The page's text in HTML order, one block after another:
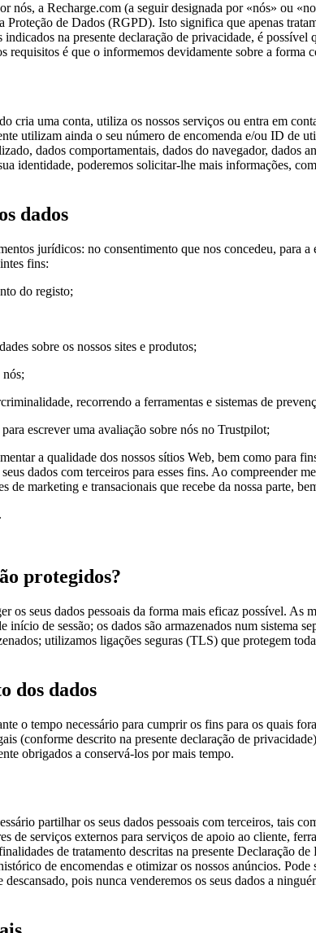
nós, a Recharge.com (a seguir designada por «nós» ou
Proteção de Dados (RGPD). Isto significa que apenas
indicados na presente declaração de privacidade, é
é que o informemos devidamente sobre a forma
cria uma conta, utiliza os nossos serviços ou entra em
utilizam ainda o seu número de encomenda e/ou ID de
dados comportamentais, dados do navegador,
identidade, poderemos solicitar-lhe mais informações,
dados
jurídicos: no consentimento que nos concedeu, para
fins:
do registo;
sobre os nossos sites e produtos;
recorrendo a ferramentas e sistemas de
escrever uma avaliação sobre nós no Trustpilot;
a qualidade dos nossos sítios Web, bem como para
dados com terceiros para esses fins. Ao compreender
de marketing e transacionais que recebe da nossa parte,
protegidos?
os seus dados pessoais da forma mais eficaz possível.
de sessão; os dados são armazenados num sistema
utilizamos ligações seguras (TLS) que protegem
dos dados
o tempo necessário para cumprir os fins para os quais
(conforme descrito na presente declaração de
obrigados a conservá-los por mais tempo.
partilhar os seus dados pessoais com terceiros, tais
de serviços externos para serviços de apoio ao cliente,
de tratamento descritas na presente Declaração
de encomendas e otimizar os nossos anúncios.
descansado, pois nunca venderemos os seus dados a